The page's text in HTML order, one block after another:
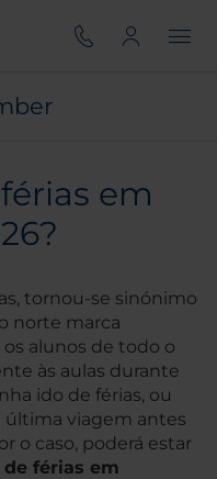
em
tornou-se sinónimo
norte marca
alunos de todo o
às aulas durante
ido de férias, ou
última viagem antes
o caso, poderá estar
férias em